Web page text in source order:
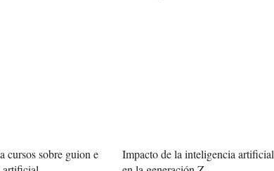
cursos sobre guion e
Impacto de la inteligencia artificial